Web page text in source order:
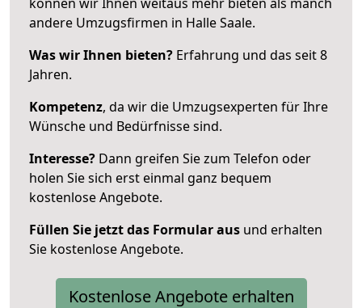
andere Umzugsfirmen in Halle Saale.
Was wir Ihnen bieten? Erfahrung und das seit 8
Jahren.
Kompetenz, da wir die Umzugsexperten für Ihre
Wünsche und Bedürfnisse sind.
Interesse? Dann greifen Sie zum Telefon oder
holen Sie sich erst einmal ganz bequem
kostenlose Angebote.
Füllen Sie jetzt das Formular aus und erhalten
Sie kostenlose Angebote.
Kostenlose Angebote erhalten